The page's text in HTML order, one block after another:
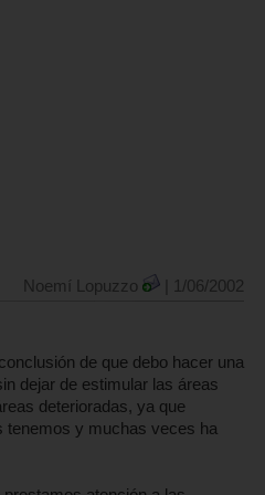
Noemí Lopuzzo | 1/06/2002
de que debo hacer una
dejar de estimular las áreas
deterioradas, ya que
tenemos y muchas veces ha